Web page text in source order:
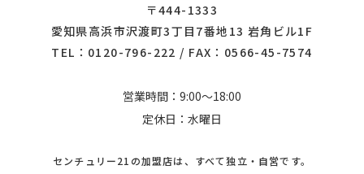
〒444-1333
愛知県高浜市沢渡町3丁目7番地13 岩角ビル1F
TEL： 0120-796-222 / FAX：0566-45-7574
営業時間：9:00～18:00
定休日：水曜日
センチュリー21の加盟店は、 すべて独立・自営です。